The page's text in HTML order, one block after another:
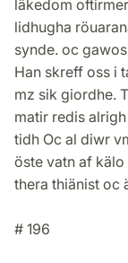
läkedom
lidhugha
synde. oc
Han skreff oss i
mz sik giordhe.
matir redis
tidh Oc al diwr
öste vatn af
thera thiänist oc
# 196